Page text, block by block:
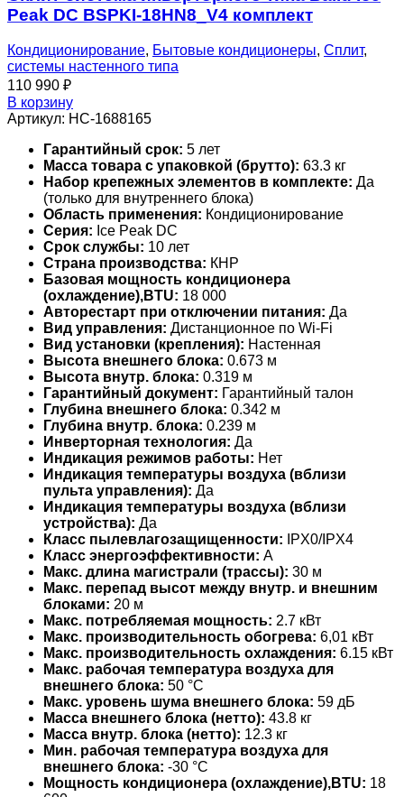
Peak DC BSPKI-18HN8_V4 комплект
Кондиционирование, Бытовые кондиционеры, Сплит,
системы настенного типа
110 990 ₽
В корзину
Артикул: НС-1688165
Гарантийный срок: 5 лет
Масса товара с упаковкой (брутто): 63.3 кг
Набор крепежных элементов в комплекте: Да
(только для внутреннего блока)
Область применения: Кондиционирование
Серия: Ice Peak DC
Срок службы: 10 лет
Страна производства: КНР
Базовая мощность кондиционера
(охлаждение),BTU: 18 000
Авторестарт при отключении питания: Да
Вид управления: Дистанционное по Wi-Fi
Вид установки (крепления): Настенная
Высота внешнего блока: 0.673 м
Высота внутр. блока: 0.319 м
Гарантийный документ: Гарантийный талон
Глубина внешнего блока: 0.342 м
Глубина внутр. блока: 0.239 м
Инверторная технология: Да
Индикация режимов работы: Нет
Индикация температуры воздуха (вблизи
пульта управления): Да
Индикация температуры воздуха (вблизи
устройства): Да
Класс пылевлагозащищенности: IPX0/IPX4
Класс энергоэффективности: A
Макс. длина магистрали (трассы): 30 м
Макс. перепад высот между внутр. и внешним
блоками: 20 м
Макс. потребляемая мощность: 2.7 кВт
Макс. производительность обогрева: 6,01 кВт
Макс. производительность охлаждения: 6.15 кВт
Макс. рабочая температура воздуха для
внешнего блока: 50 °С
Макс. уровень шума внешнего блока: 59 дБ
Масса внешнего блока (нетто): 43.8 кг
Масса внутр. блока (нетто): 12.3 кг
Мин. рабочая температура воздуха для
внешнего блока: -30 °С
Мощность кондиционера (охлаждение),BTU: 18